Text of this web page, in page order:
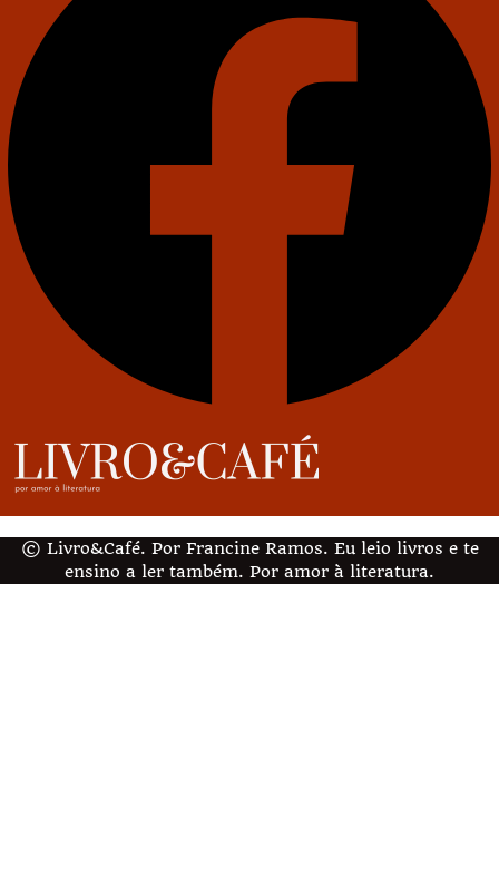
© Livro&Café. Por Francine Ramos. Eu leio livros e te
ensino a ler também. Por amor à literatura.